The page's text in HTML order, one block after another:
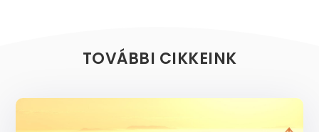
TOVÁBBI CIKKEINK